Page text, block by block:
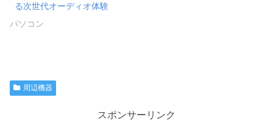
る次世代オーディオ体験
パソコン
周辺機器
スポンサーリンク